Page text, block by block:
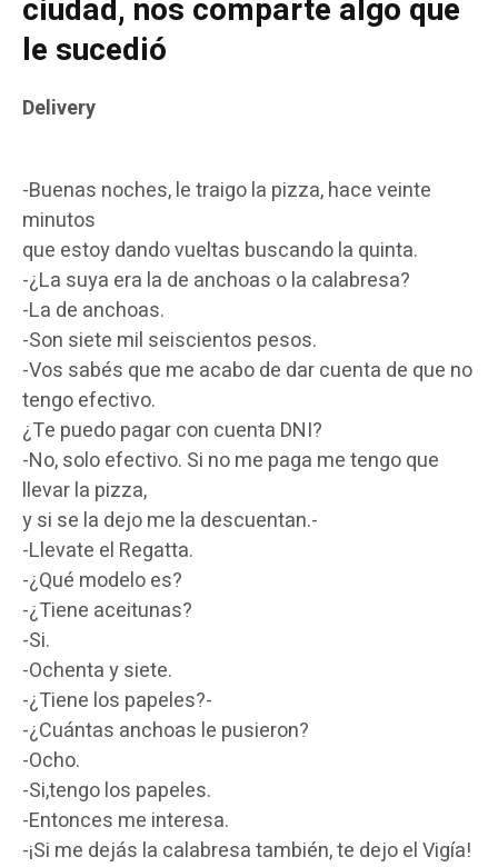
ciudad, nos comparte algo que
le sucedió
Delivery
-Buenas noches, le traigo la pizza, hace veinte
minutos
que estoy dando vueltas buscando la quinta.
-¿La suya era la de anchoas o la calabresa?
-La de anchoas.
-Son siete mil seiscientos pesos.
-Vos sabés que me acabo de dar cuenta de que no
tengo efectivo.
¿Te puedo pagar con cuenta DNI?
-No, solo efectivo. Si no me paga me tengo que
llevar la pizza,
y si se la dejo me la descuentan.-
-Llevate el Regatta.
-¿Qué modelo es?
-¿Tiene aceitunas?
-Si.
-Ochenta y siete.
-¿Tiene los papeles?-
-¿Cuántas anchoas le pusieron?
-Ocho.
-Si,tengo los papeles.
-Entonces me interesa.
-¡Si me dejás la calabresa también, te dejo el Vigía!